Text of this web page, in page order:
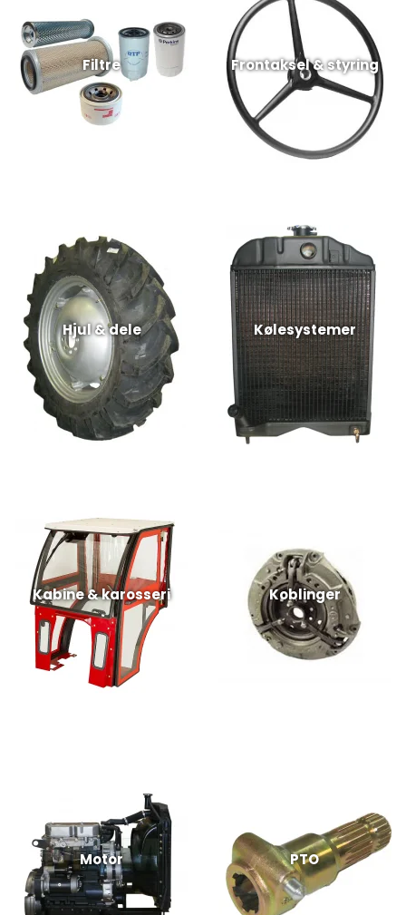
Filtre Frontaksel & styring
Hjul & dele Kølesystemer
Kabine & karosseri Koblinger
Motor PTO